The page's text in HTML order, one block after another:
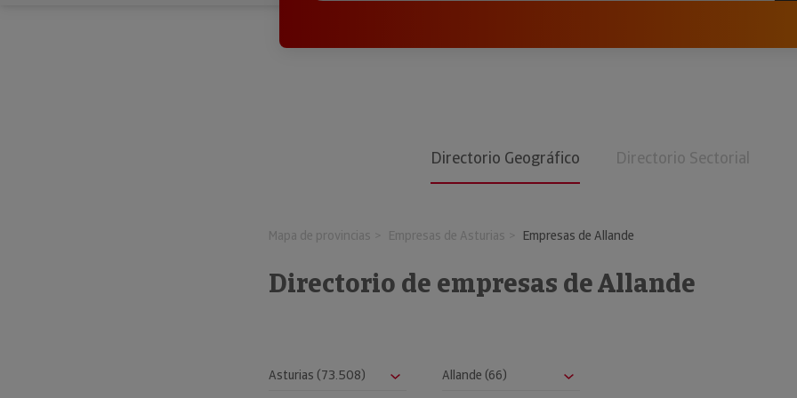
Directorio Geográfico Directorio Sectorial
Mapa de provincias Empresas de Asturias Empresas de Allande
Directorio de empresas de Allande